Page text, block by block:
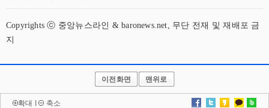
Copyrights ⓒ 중앙뉴스라인 & baronews.net, 무단 전재 및 재배포 금
지
이전화면 맨위로
확대 l 축소